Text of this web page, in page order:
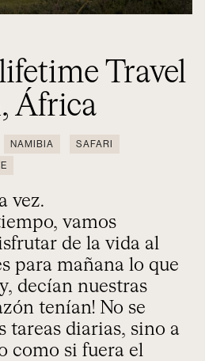
Travel
África
NAMIBIA SAFARI
vez.
vamos
de la vida al
para mañana lo que
decían nuestras
tenían! No se
tareas diarias, sino a
como si fuera el